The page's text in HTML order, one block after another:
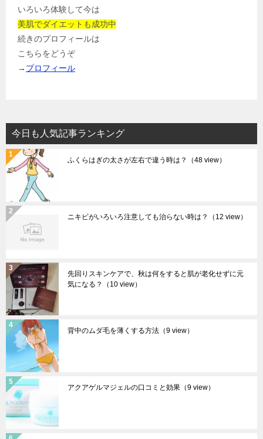
いろいろ体験して今は
美肌でダイエットも成功中
続きのプロフィールは
こちらをどうぞ
→ プロフィール
今日も人気記事ランキング
ふくらはぎの太さが左右で違う時は？ （48 view）
ニキビがいろいろ注意しても治らない時は？ （12 view）
先回りスキンケアで、秋は何をすると肌が老化せずに元
気になる？
（10 view）
背中のムダ毛を薄くする方法 （9 view）
アクアゲルマジェルの口コミと効果 （9 view）